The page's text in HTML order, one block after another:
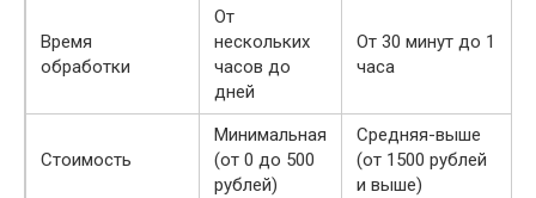
Время
обработки
От
нескольких
часов до
дней
От 30 минут до 1
часа
Стоимость
Минимальная
(от 0 до 500
рублей)
Средняя-выше
(от 1500 рублей
и выше)